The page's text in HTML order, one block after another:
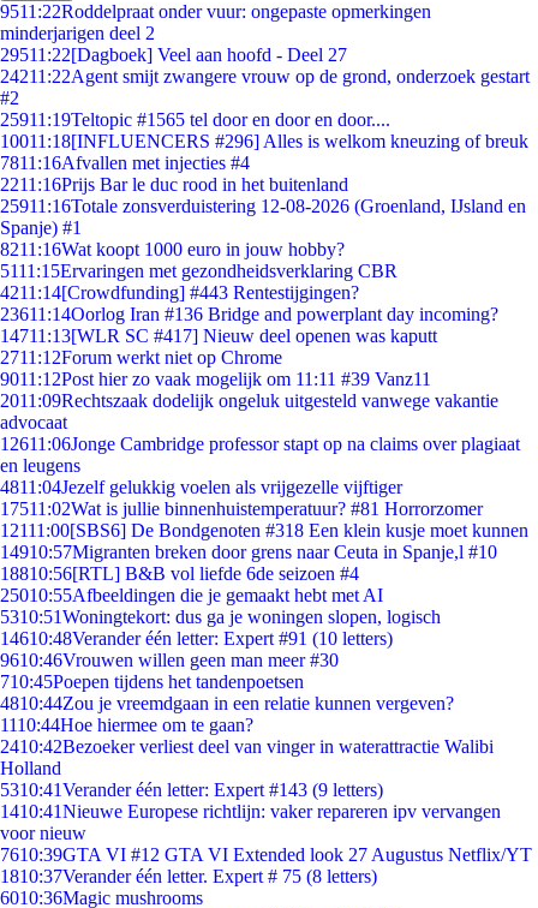
9511:22Roddelpraat onder vuur: ongepaste opmerkingen
minderjarigen deel 2
29511:22[Dagboek] Veel aan hoofd - Deel 27
24211:22Agent smijt zwangere vrouw op de grond, onderzoek gestart
#2
25911:19Teltopic #1565 tel door en door en door....
10011:18[INFLUENCERS #296] Alles is welkom kneuzing of breuk
7811:16Afvallen met injecties #4
2211:16Prijs Bar le duc rood in het buitenland
25911:16Totale zonsverduistering 12-08-2026 (Groenland, IJsland en
Spanje) #1
8211:16Wat koopt 1000 euro in jouw hobby?
5111:15Ervaringen met gezondheidsverklaring CBR
4211:14[Crowdfunding] #443 Rentestijgingen?
23611:14Oorlog Iran #136 Bridge and powerplant day incoming?
14711:13[WLR SC #417] Nieuw deel openen was kaputt
2711:12Forum werkt niet op Chrome
9011:12Post hier zo vaak mogelijk om 11:11 #39 Vanz11
2011:09Rechtszaak dodelijk ongeluk uitgesteld vanwege vakantie
advocaat
12611:06Jonge Cambridge professor stapt op na claims over plagiaat
en leugens
4811:04Jezelf gelukkig voelen als vrijgezelle vijftiger
17511:02Wat is jullie binnenhuistemperatuur? #81 Horrorzomer
12111:00[SBS6] De Bondgenoten #318 Een klein kusje moet kunnen
14910:57Migranten breken door grens naar Ceuta in Spanje,l #10
18810:56[RTL] B&B vol liefde 6de seizoen #4
25010:55Afbeeldingen die je gemaakt hebt met AI
5310:51Woningtekort: dus ga je woningen slopen, logisch
14610:48Verander één letter: Expert #91 (10 letters)
9610:46Vrouwen willen geen man meer #30
710:45Poepen tijdens het tandenpoetsen
4810:44Zou je vreemdgaan in een relatie kunnen vergeven?
1110:44Hoe hiermee om te gaan?
2410:42Bezoeker verliest deel van vinger in waterattractie Walibi
Holland
5310:41Verander één letter: Expert #143 (9 letters)
1410:41Nieuwe Europese richtlijn: vaker repareren ipv vervangen
voor nieuw
7610:39GTA VI #12 GTA VI Extended look 27 Augustus Netflix/YT
1810:37Verander één letter. Expert # 75 (8 letters)
6010:36Magic mushrooms